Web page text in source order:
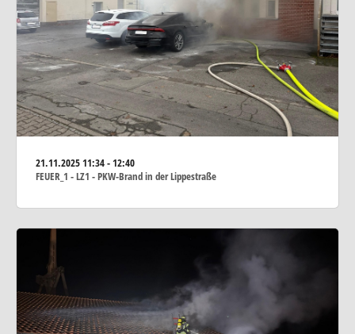
21.11.202511:34 - 12:40
FEUER_1 - LZ1 - PKW-Brand in der Lippestraße